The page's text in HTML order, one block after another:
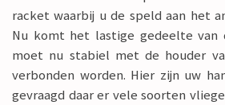
racket waarbij u de speld aan het
Nu komt het lastige gedeelte van
moet nu stabiel met de houder
verbonden worden. Hier zijn uw
gevraagd daar er vele soorten